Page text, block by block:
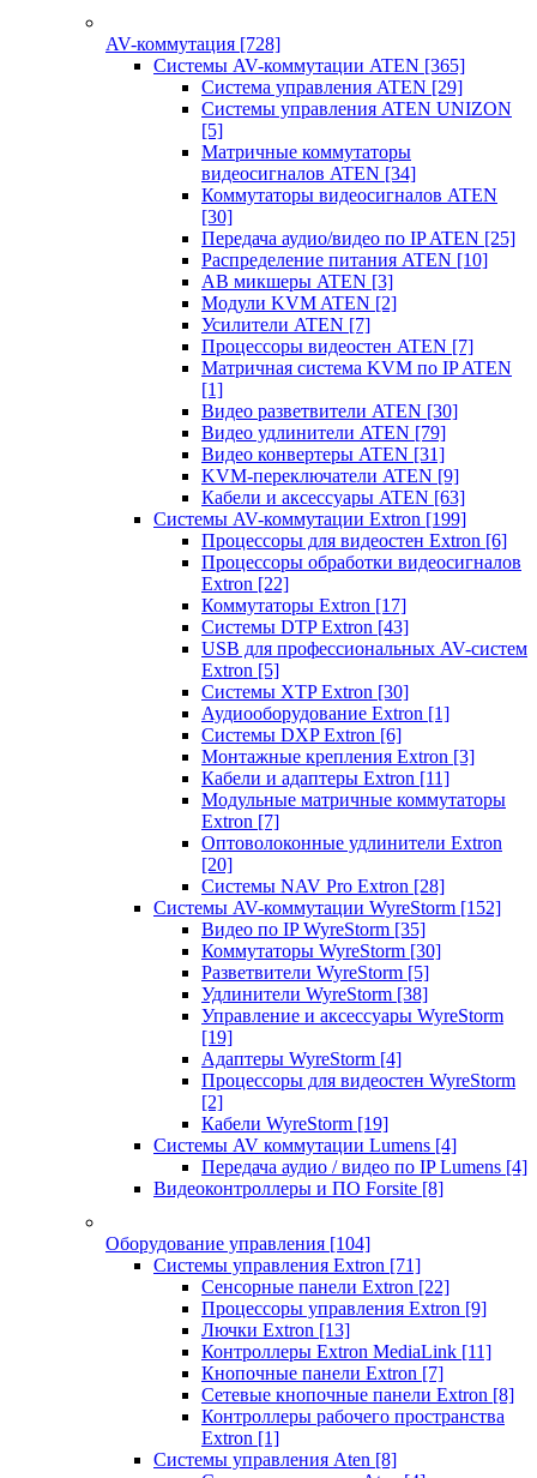
AV-коммутация [728]
Системы AV-коммутации ATEN [365]
Система управления ATEN [29]
Системы управления ATEN UNIZON
[5]
Матричные коммутаторы
видеосигналов ATEN [34]
Коммутаторы видеосигналов ATEN
[30]
Передача аудио/видео по IP ATEN [25]
Распределение питания ATEN [10]
АВ микшеры ATEN [3]
Модули KVM ATEN [2]
Усилители ATEN [7]
Процессоры видеостен ATEN [7]
Матричная система KVM по IP ATEN
[1]
Видео разветвители ATEN [30]
Видео удлинители ATEN [79]
Видео конвертеры ATEN [31]
KVM-переключатели ATEN [9]
Кабели и аксессуары ATEN [63]
Системы AV-коммутации Extron [199]
Процессоры для видеостен Extron [6]
Процессоры обработки видеосигналов
Extron [22]
Коммутаторы Extron [17]
Системы DTP Extron [43]
USB для профессиональных AV-систем
Extron [5]
Системы XTP Extron [30]
Аудиооборудование Extron [1]
Системы DXP Extron [6]
Монтажные крепления Extron [3]
Кабели и адаптеры Extron [11]
Модульные матричные коммутаторы
Extron [7]
Оптоволоконные удлинители Extron
[20]
Системы NAV Pro Extron [28]
Системы AV-коммутации WyreStorm [152]
Видео по IP WyreStorm [35]
Коммутаторы WyreStorm [30]
Разветвители WyreStorm [5]
Удлинители WyreStorm [38]
Управление и аксессуары WyreStorm
[19]
Адаптеры WyreStorm [4]
Процессоры для видеостен WyreStorm
[2]
Кабели WyreStorm [19]
Системы AV коммутации Lumens [4]
Передача аудио / видео по IP Lumens [4]
Видеоконтроллеры и ПО Forsite [8]
Оборудование управления [104]
Системы управления Extron [71]
Сенсорные панели Extron [22]
Процессоры управления Extron [9]
Лючки Extron [13]
Контроллеры Extron MediaLink [11]
Кнопочные панели Extron [7]
Сетевые кнопочные панели Extron [8]
Контроллеры рабочего пространства
Extron [1]
Системы управления Aten [8]